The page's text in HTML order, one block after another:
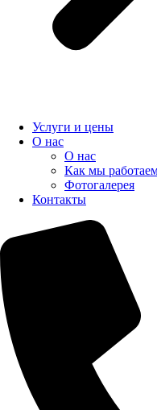
Услуги и цены
О нас
О нас
Как мы
Фотогалерея
Контакты